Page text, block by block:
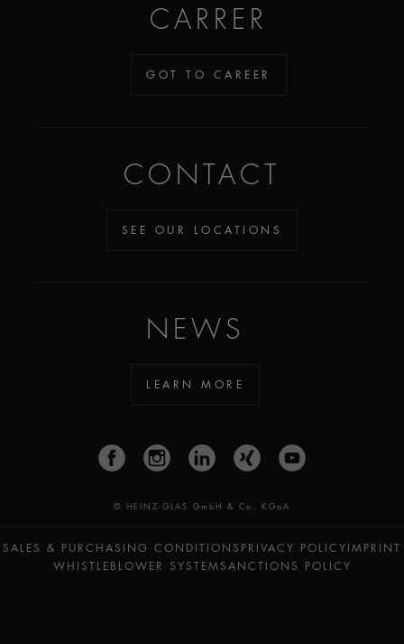
CARRER
GOT TO CAREER
CONTACT
SEE OUR LOCATIONS
NEWS
LEARN MORE
© HEINZ-GLAS GmbH & Co. KGaA
SALES & PURCHASING CONDITIONS PRIVACY POLICYIMPRINT
WHISTLEBLOWER SYSTEMSANCTIONS POLICY